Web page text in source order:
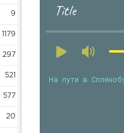
9
1179
297
521
577
20
Title
На пути в